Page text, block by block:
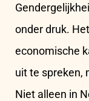
onder druk.
economische
uit te spreken,
Niet alleen in